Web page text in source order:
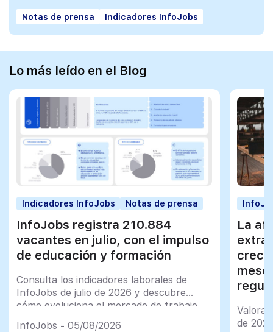
Notas de prensa Indicadores InfoJobs
Lo más leído en el Blog
Indicadores InfoJobs Notas de prensa
InfoJobs registra 210.884
vacantes en julio, con el impulso
de educación y formación
Consulta los indicadores laborales de
InfoJobs de julio de 2026 y descubre
cómo evoluciona el mercado de trabajo
InfoJobs - 05/08/2026
La
de